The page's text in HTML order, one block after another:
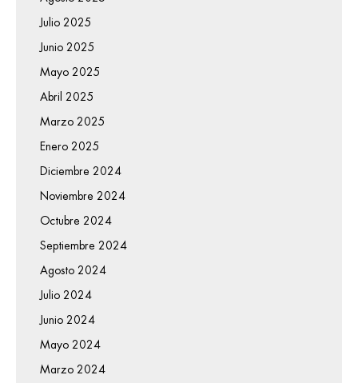
Julio 2025
Junio 2025
Mayo 2025
Abril 2025
Marzo 2025
Enero 2025
Diciembre 2024
Noviembre 2024
Octubre 2024
Septiembre 2024
Agosto 2024
Julio 2024
Junio 2024
Mayo 2024
Marzo 2024